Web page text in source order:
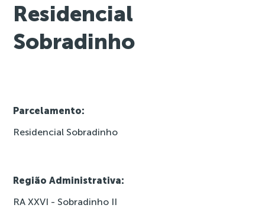
Residencial
Sobradinho
Parcelamento:
Residencial Sobradinho
Região Administrativa:
RA XXVI - Sobradinho II